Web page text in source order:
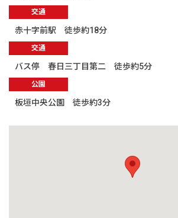
交通
赤十字前駅 徒歩約18分
交通
バス停 春日三丁目第二 徒歩約5分
公園
板垣中央公園 徒歩約3分